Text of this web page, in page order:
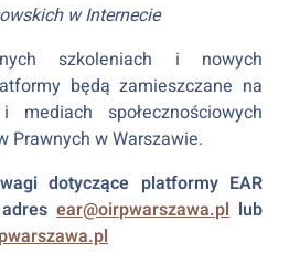
w Internecie
szkoleniach i nowych
będą zamieszczane na
społecznościowych
Prawnych w Warszawie.
dotyczące platformy EAR
adresear@oirpwarszawa.pllub